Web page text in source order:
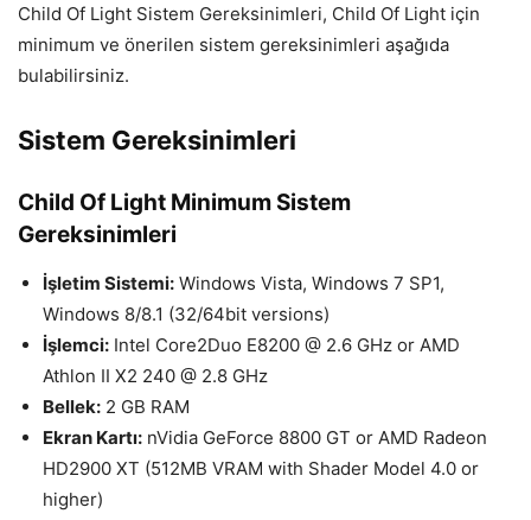
Child Of Light Sistem Gereksinimleri, Child Of Light için
minimum ve önerilen sistem gereksinimleri aşağıda
bulabilirsiniz.
Sistem Gereksinimleri
Child Of Light Minimum Sistem
Gereksinimleri
İşletim Sistemi: Windows Vista, Windows 7 SP1,
Windows 8/8.1 (32/64bit versions)
İşlemci: Intel Core2Duo E8200 @ 2.6 GHz or AMD
Athlon II X2 240 @ 2.8 GHz
Bellek: 2 GB RAM
Ekran Kartı: nVidia GeForce 8800 GT or AMD Radeon
HD2900 XT (512MB VRAM with Shader Model 4.0 or
higher)